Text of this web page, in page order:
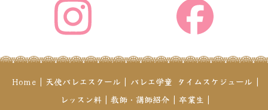
Home | 天使バレエスクール | バレエ学童 タイムスケジュール |
レッスン料 | 教師・講師紹介 | 卒業生 |